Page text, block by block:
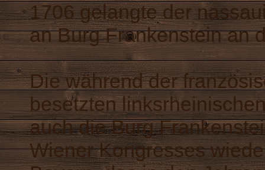
1706 gelangte der
an Burg Frankenstein an
Die während der
besetzten
auch die Burg
Wiener Kongresses